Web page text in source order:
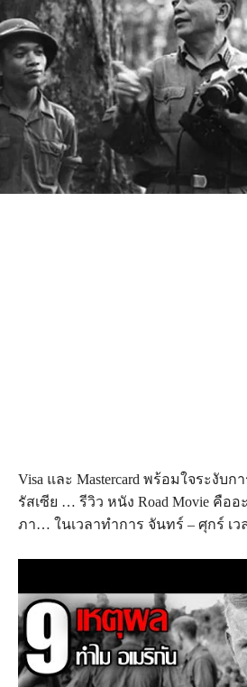
Visa และ Mastercard พร้อมใจระงับ
รัสเซีย … รีวิว หนัง Road Movie คือ
ภา… ในเวลาทำการ จันทร์ – ศุกร์ เว